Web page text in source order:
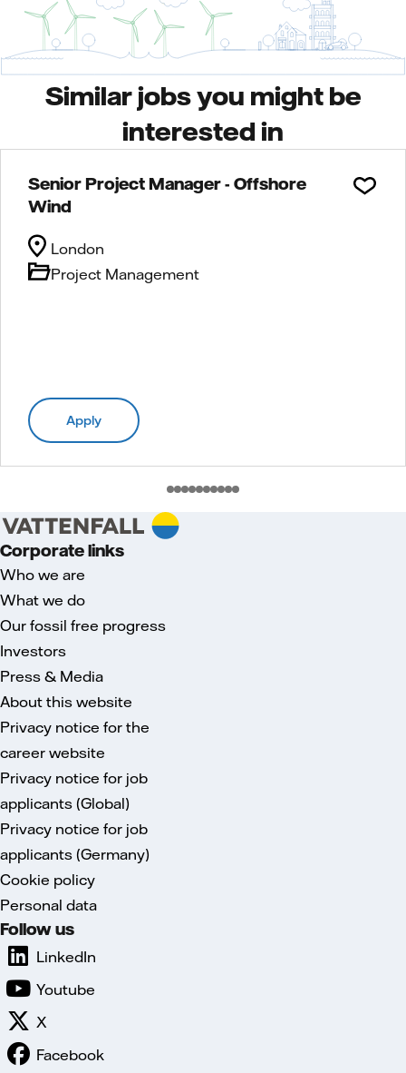
Similar jobs you might be
interested in
Senior Project Manager - Offshore
Wind
Project Management
London
Apply
Corporate links
Who we are
What we do
Our fossil free progress
Investors
Press & Media
About this website
Privacy notice for the
career website
Privacy notice for job
applicants (Global)
Privacy notice for job
applicants (Germany)
Cookie policy
Personal data
Follow us
LinkedIn
Youtube
X
Facebook